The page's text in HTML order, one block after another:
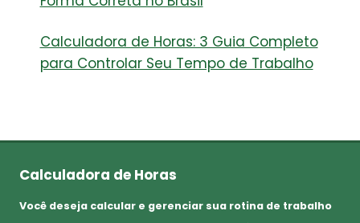
Calculadora de Horas: 3 Guia Completo
para Controlar Seu Tempo de Trabalho
Calculadora de Horas
Você deseja calcular e gerenciar sua rotina de trabalho